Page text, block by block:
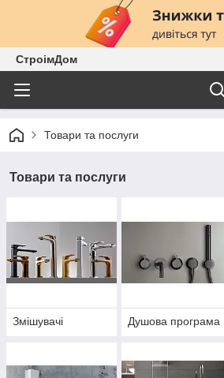
СтроімДом
Товари та послуги
Товари та послуги
Змішувачі Душова програма